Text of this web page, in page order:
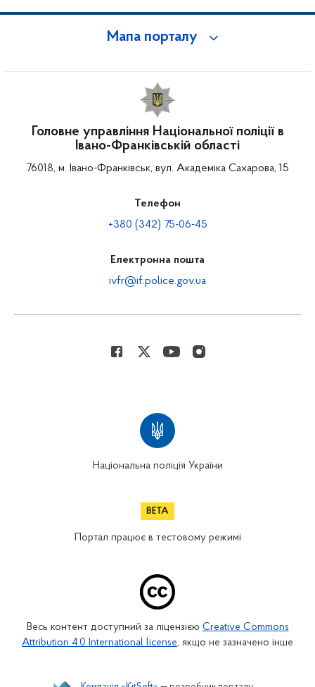
Мапа порталу
Головне управління Національної поліції в
Івано-Франківській області
76018, м. Івано-Франківськ, вул. Академіка Сахарова, 15
Телефон
+380 (342) 75-06-45
Електронна пошта
ivfr@if.police.gov.ua
Національна поліція України
Портал працює в тестовому режимі
Весь контент доступний за ліцензією Creative Commons
Attribution 4.0 International license, якщо не зазначено інше